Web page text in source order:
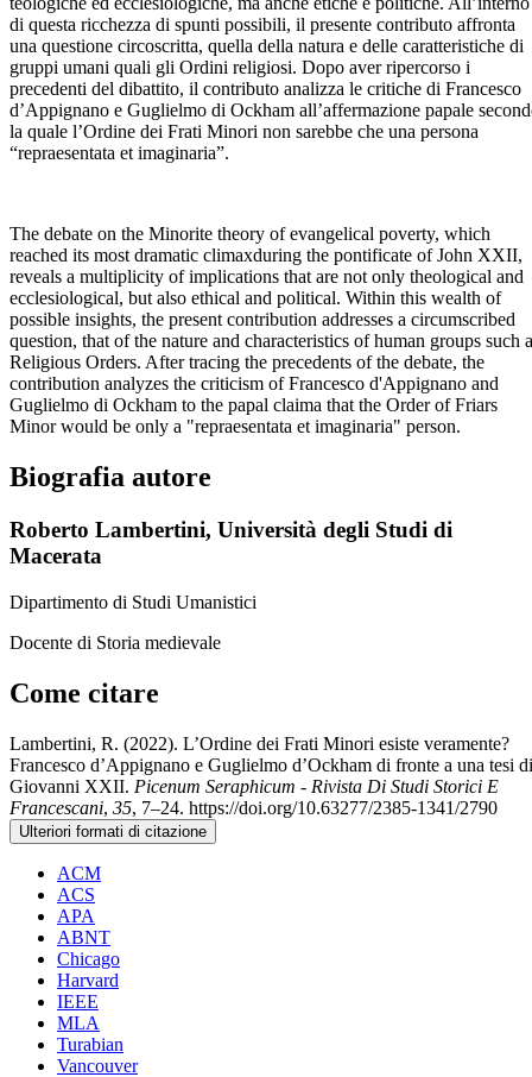
di questa ricchezza di spunti possibili, il presente contributo affronta
una questione circoscritta, quella della natura e delle caratteristiche di
gruppi umani quali gli Ordini religiosi. Dopo aver ripercorso i
precedenti del dibattito, il contributo analizza le critiche di Francesco
d’Appignano e Guglielmo di Ockham all’affermazione papale
la quale l’Ordine dei Frati Minori non sarebbe che una persona
“repraesentata et imaginaria”.
The debate on the Minorite theory of evangelical poverty, which
reached its most dramatic climaxduring the pontificate of John XXII,
reveals a multiplicity of implications that are not only theological and
ecclesiological, but also ethical and political. Within this wealth of
possible insights, the present contribution addresses a circumscribed
question, that of the nature and characteristics of human groups such
Religious Orders. After tracing the precedents of the debate, the
contribution analyzes the criticism of Francesco d'Appignano and
Guglielmo di Ockham to the papal claima that the Order of Friars
Minor would be only a "repraesentata et imaginaria" person.
Biografia autore
Roberto Lambertini, Università degli Studi di
Macerata
Dipartimento di Studi Umanistici
Docente di Storia medievale
Come citare
Lambertini, R. (2022). L’Ordine dei Frati Minori esiste veramente?
Francesco d’Appignano e Guglielmo d’Ockham di fronte a una tesi di
Giovanni XXII. Picenum Seraphicum - Rivista Di Studi Storici E
Francescani, 35, 7–24. https://doi.org/10.63277/2385-1341/2790
Ulteriori formati di citazione
ACM
ACS
APA
ABNT
Chicago
Harvard
IEEE
MLA
Turabian
Vancouver